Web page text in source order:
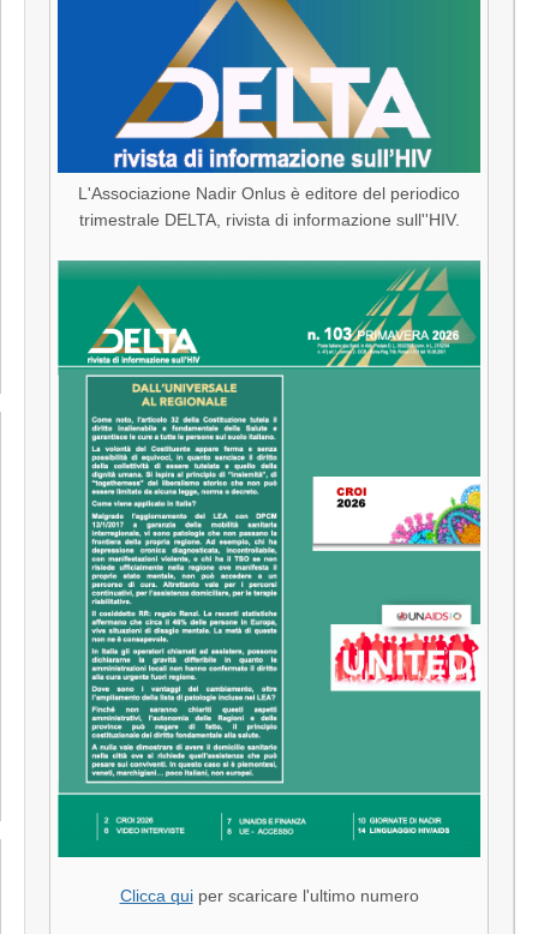
L'Associazione Nadir Onlus è editore del periodico
trimestrale DELTA, rivista di informazione sull''HIV.
Clicca quiper scaricare l'ultimo numero